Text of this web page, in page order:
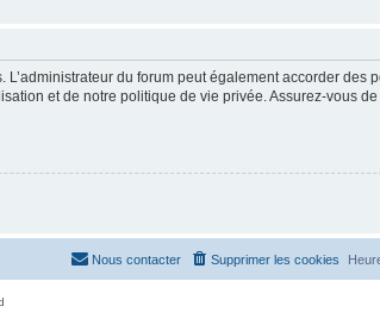
du forum peut également accorder des
et de notre politique de vie privée. Assurez-vous
Supprimer les cookies
Nous contacter